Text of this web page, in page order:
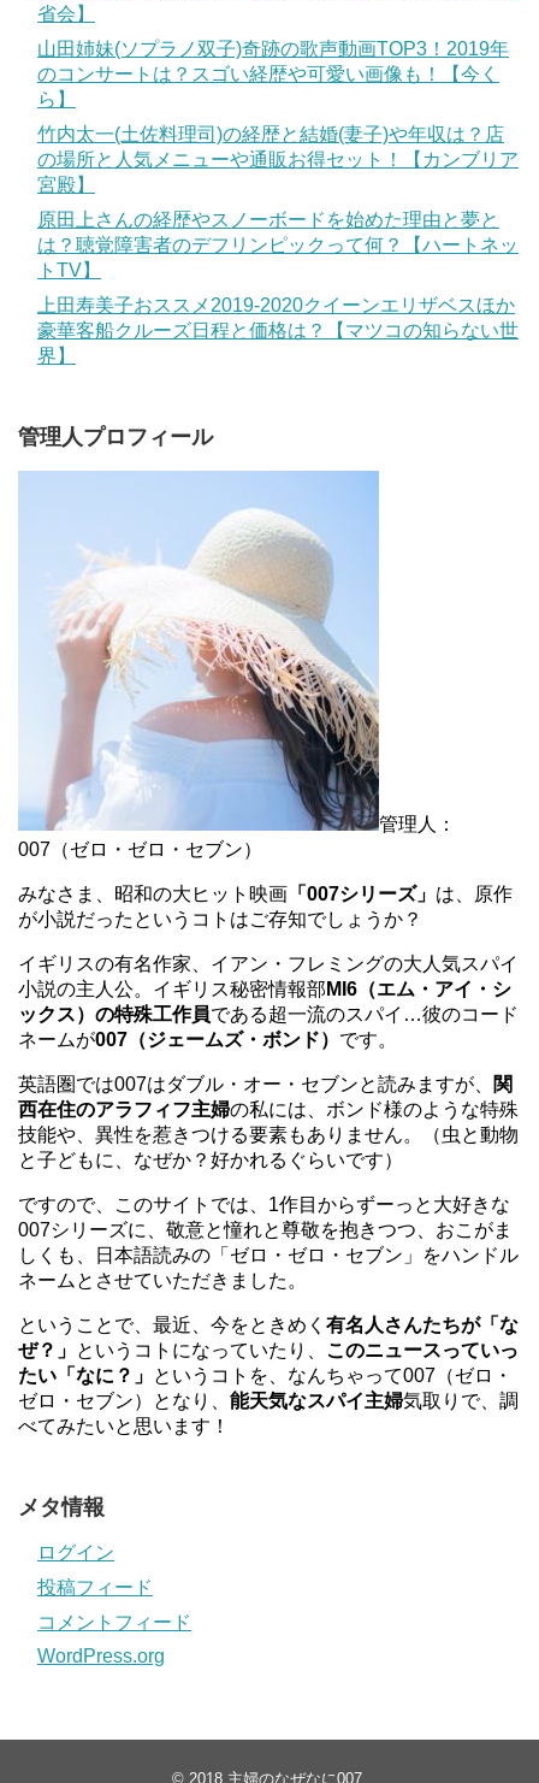
省会】
山田姉妹(ソプラノ双子)奇跡の歌声動画TOP3！2019年
のコンサートは？スゴい経歴や可愛い画像も！【今く
ら】
竹内太一(土佐料理司)の経歴と結婚(妻子)や年収は？店
の場所と人気メニューや通販お得セット！【カンブリア
宮殿】
原田上さんの経歴やスノーボードを始めた理由と夢と
は？聴覚障害者のデフリンピックって何？【ハートネッ
トTV】
上田寿美子おススメ2019-2020クイーンエリザベスほか
豪華客船クルーズ日程と価格は？【マツコの知らない世
界】
管理人プロフィール
管理人：
007（ゼロ・ゼロ・セブン）
みなさま、昭和の大ヒット映画 「007シリーズ」 は、原作
が小説だったというコトはご存知でしょうか？
イギリスの有名作家、イアン・フレミングの大人気スパイ
小説の主人公。イギリス秘密情報部 MI6（エム・アイ・シ
ックス）の特殊工作員である超一流のスパイ…彼のコード
ネームが007（ジェームズ・ボンド） です。
英語圏では007はダブル・オー・セブンと読みますが、
関
西在住のアラフィフ主婦の私には、ボンド様のような特殊
技能や、異性を惹きつける要素もありません。（虫と動物
と子どもに、なぜか？好かれるぐらいです）
ですので、このサイトでは、1作目からずーっと大好きな
007シリーズに、敬意と憧れと尊敬を抱きつつ、おこがま
しくも、日本語読みの「ゼロ・ゼロ・セブン」をハンドル
ネームとさせていただきました。
ということで、最近、今をときめく 有名人さんたちが「な
ぜ？」 というコトになっていたり、 このニュースっていっ
たい「なに？」 というコトを、なんちゃって007（ゼロ・
ゼロ・セブン）となり、 能天気なスパイ主婦気取りで、調
べてみたいと思います！
メタ情報
ログイン
投稿フィード
コメントフィード
WordPress.org
© 2018 主婦のなぜなに007